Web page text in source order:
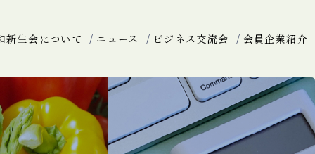
新生会について ニュース ビジネス交流会 会員企業紹介